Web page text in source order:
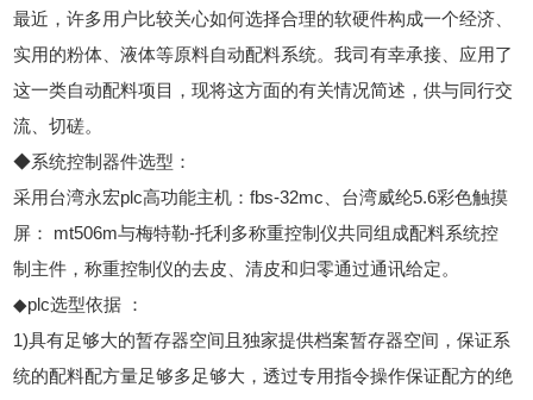
最近，许多用户比较关心如何选择合理的软硬件构成一个经济、
实用的粉体、液体等原料自动配料系统。我司有幸承接、应用了
这一类自动配料项目，现将这方面的有关情况简述，供与同行交
流、切磋。
◆系统控制器件选型：
采用台湾永宏plc高功能主机：fbs-32mc、台湾威纶5.6彩色触摸
屏： mt506m与梅特勒-托利多称重控制仪共同组成配料系统控
制主件，称重控制仪的去皮、清皮和归零通过通讯给定。
◆plc选型依据 ：
1)具有足够大的暂存器空间且独家提供档案暂存器空间，保证系
统的配料配方量足够多足够大，透过专用指令操作保证配方的绝